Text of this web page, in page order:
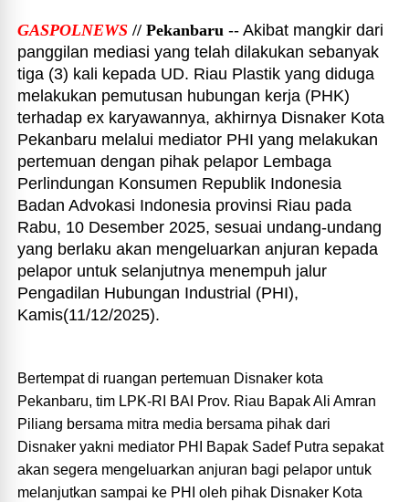
GASPOLNEWS// Pekanbaru -- Akibat mangkir dari
panggilan mediasi yang telah dilakukan sebanyak
tiga (3) kali kepada UD. Riau Plastik yang diduga
melakukan pemutusan hubungan kerja (PHK)
terhadap ex karyawannya, akhirnya Disnaker Kota
Pekanbaru melalui mediator PHI yang melakukan
pertemuan dengan pihak pelapor Lembaga
Perlindungan Konsumen Republik Indonesia
Badan Advokasi Indonesia provinsi Riau pada
Rabu, 10 Desember 2025, sesuai undang-undang
yang berlaku akan mengeluarkan anjuran kepada
pelapor untuk selanjutnya menempuh jalur
Pengadilan Hubungan Industrial (PHI),
Kamis(11/12/2025).
Bertempat di ruangan pertemuan Disnaker kota
Pekanbaru, tim LPK-RI BAI Prov. Riau Bapak Ali Amran
Piliang bersama mitra media bersama pihak dari
Disnaker yakni mediator PHI Bapak Sadef Putra sepakat
akan segera mengeluarkan anjuran bagi pelapor untuk
melanjutkan sampai ke PHI oleh pihak Disnaker Kota